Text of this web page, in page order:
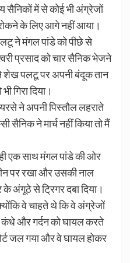
सैनिकों में से कोई भी अंग्रेजों
के लिए आगे नहीं आया।
ने मंगल पांडे को पीछे से
प्रसाद को चार सैनिक भेजने
शेख पलटू पर अपनी बंदूक तान
गिरा दिया।
ने अपनी पिस्तौल लहराते
सैनिक ने मार्च नहीं किया तो मैं
एक साथ मंगल पांडे की ओर
पर रखा और उसकी नाल
अंगूठे से ट्रिगर दबा दिया।
वे चाहते थे कि वे अंग्रेजों
और गर्दन को घायल करते
जल गया और वे घायल होकर